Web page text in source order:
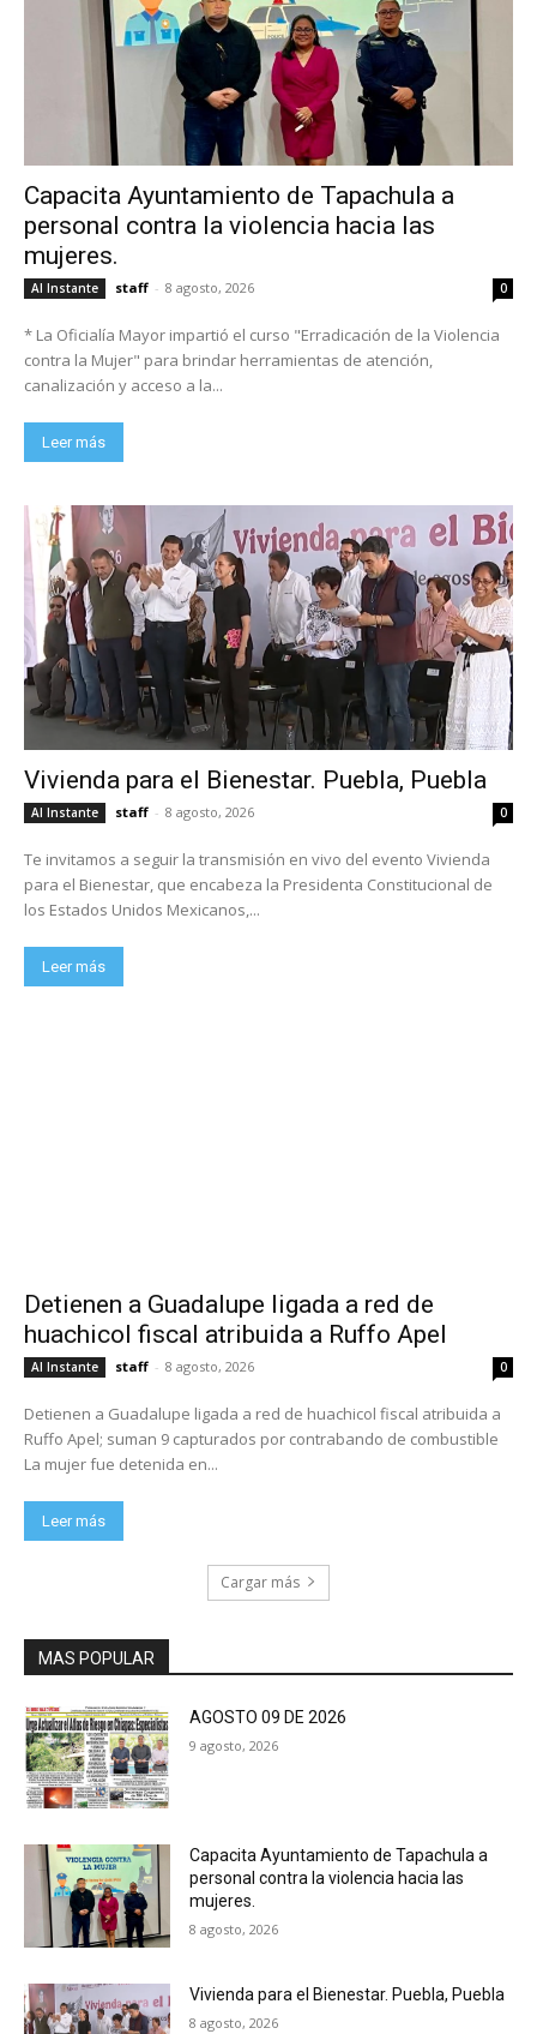
Capacita Ayuntamiento de Tapachula a
personal contra la violencia hacia las
mujeres.
Al Instante staff - 8 agosto, 2026 0
* La Oficialía Mayor impartió el curso "Erradicación de la Violencia
contra la Mujer" para brindar herramientas de atención,
canalización y acceso a la...
Leer más
Vivienda para el Bienestar. Puebla, Puebla
Al Instante staff - 8 agosto, 2026 0
Te invitamos a seguir la transmisión en vivo del evento Vivienda
para el Bienestar, que encabeza la Presidenta Constitucional de
los Estados Unidos Mexicanos,...
Leer más
Detienen a Guadalupe ligada a red de
huachicol fiscal atribuida a Ruffo Apel
Al Instante staff - 8 agosto, 2026 0
Detienen a Guadalupe ligada a red de huachicol fiscal atribuida a
Ruffo Apel; suman 9 capturados por contrabando de combustible
La mujer fue detenida en...
Leer más
Cargar más
MAS POPULAR
AGOSTO 09 DE 2026
9 agosto, 2026
Capacita Ayuntamiento de Tapachula a
personal contra la violencia hacia las
mujeres.
8 agosto, 2026
Vivienda para el Bienestar. Puebla, Puebla
8 agosto, 2026